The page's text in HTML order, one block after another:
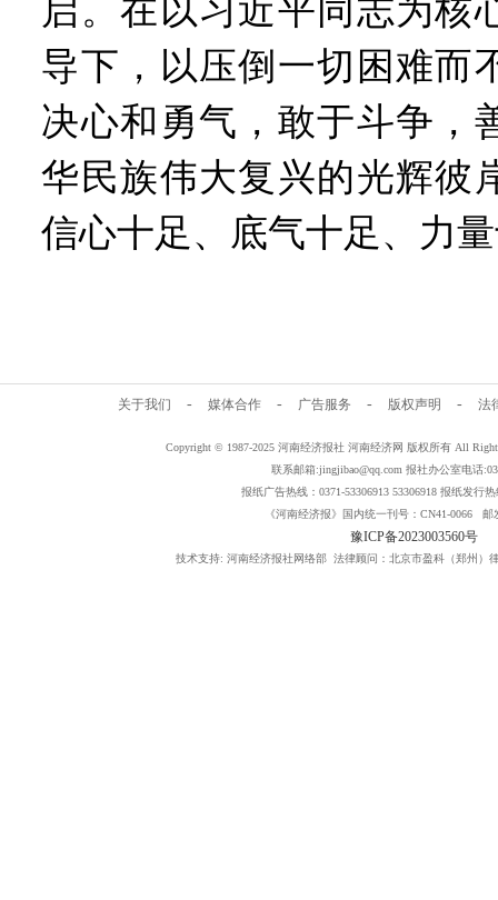
启。在以习近平同志为核
导下，以压倒一切困难而
决心和勇气，敢于斗争，
华民族伟大复兴的光辉彼
信心十足、底气十足、力
关于我们 - 媒体合作 - 广告服务 - 版权声明 - 法
Copyright © 1987-2025 河南经济报社 河南经济网 版权所有 All
联系邮箱:jingjibao@qq.com 报社办公室电话
报纸广告热线：0371-53306913 53306918 报纸发行热
《河南经济报》国内统一刊号：CN41-0066 邮
豫ICP备2023003560号
技术支持: 河南经济报社网络部 法律顾问：北京市盈科（郑州